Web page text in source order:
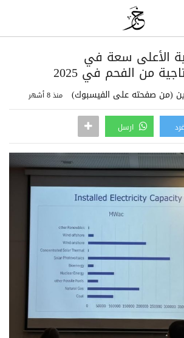
الأعلى سعة في
من الفحم في 2025
(من صفحته على الفيسبوك) منذ 8 أشهر
غرد ارسل